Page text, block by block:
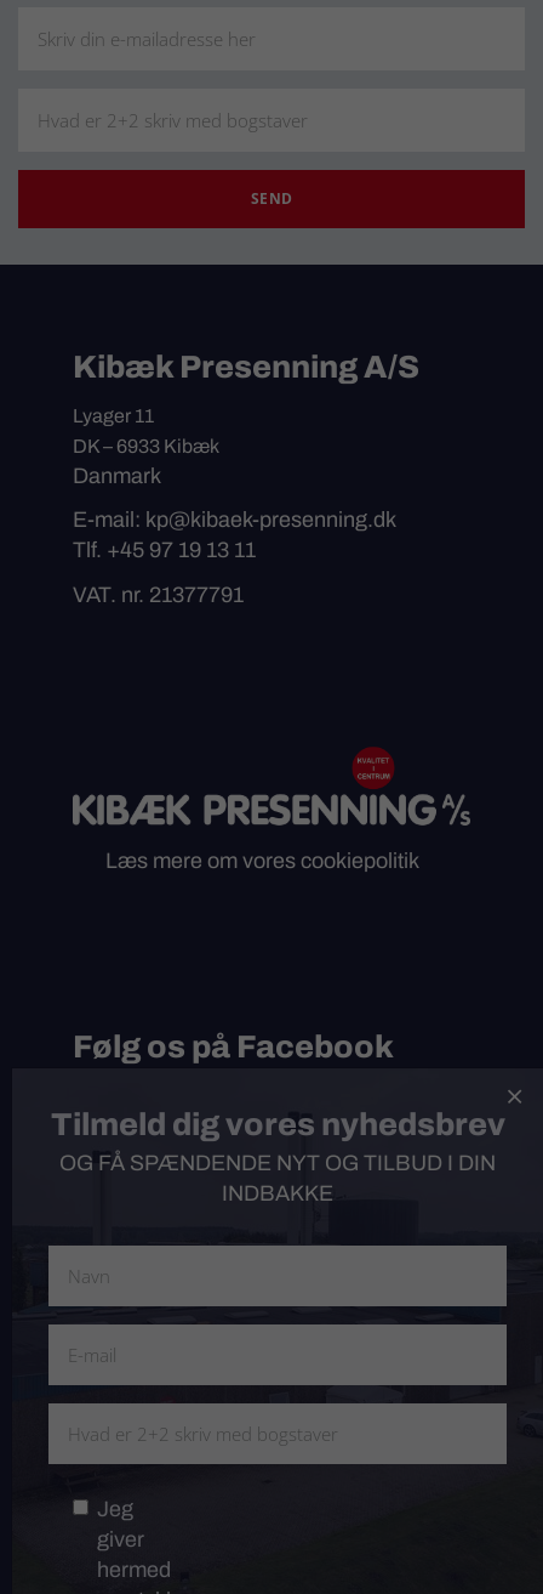

Tilmeld dig vores nyhedsbrev
OG FÅ SPÆNDENDE NYT OG TILBUD I DIN
INDBAKKE
Jeg
giver
hermed
Kibæk Presenning A/S
Lyager 11
DK – 6933 Kibæk
Danmark
E-mail: kp@kibaek-presenning.dk
Tlf. +45 97 19 13 11
VAT. nr. 21377791
Læs mere om vores cookiepolitik
Følg os på Facebook
få spændende opdateringer, tilbud og
nyheder.
Produkter
Om os